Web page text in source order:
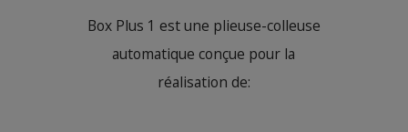
Box Plus 1 est une plieuse-colleuse
automatique conçue pour la
réalisation de: